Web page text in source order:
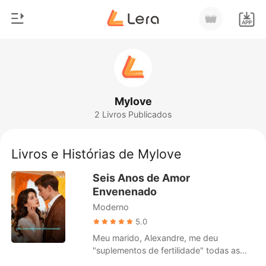
Baixar App
Lobisomem
Romance
Bilionários
Ranking
Mylove
2 Livros Publicados
Livros e Histórias de Mylove
Seis Anos de Amor
Envenenado
Moderno
5.0
Meu marido, Alexandre, me deu
"suplementos de fertilidade" todas as